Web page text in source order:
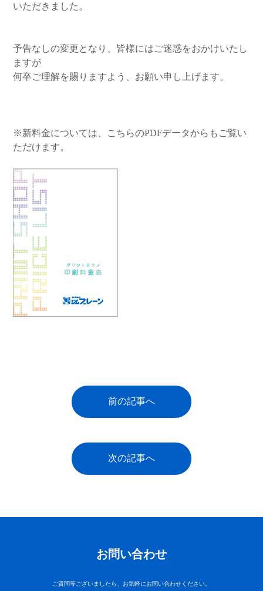
いただきました。
予告なしの変更となり、皆様にはご迷惑をおかけいたし
ますが
何卒ご理解を賜りますよう、お願い申し上げます。
※新料金については、こちらのPDFデータからもご覧い
ただけます。
前の記事へ
次の記事へ
お問い合わせ
ご質問等ございましたら、お気軽にお問い合わせください。